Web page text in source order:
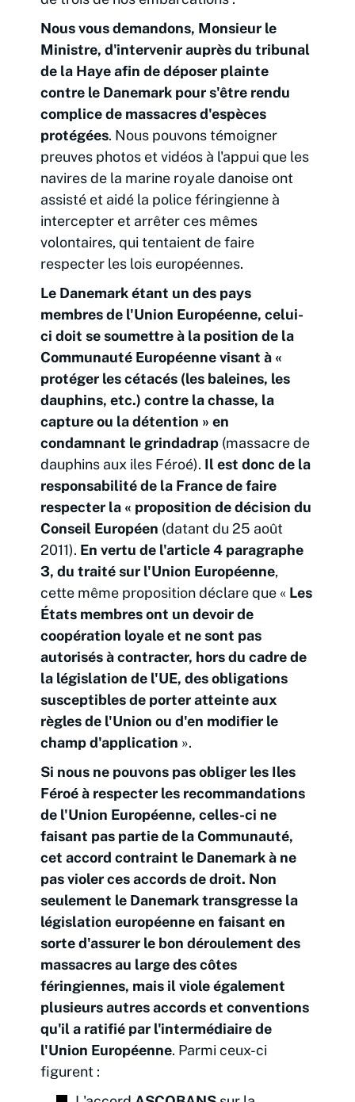
Nous vous demandons, Monsieur le
Ministre, d'intervenir auprès du tribunal
de la Haye afin de déposer plainte
contre le Danemark pour s'être rendu
complice de massacres d'espèces
protégées. Nous pouvons témoigner
preuves photos et vidéos à l'appui que les
navires de la marine royale danoise ont
assisté et aidé la police féringienne à
intercepter et arrêter ces mêmes
volontaires, qui tentaient de faire
respecter les lois européennes.
Le Danemark étant un des pays
membres de l'Union Européenne, celui-
ci doit se soumettre à la position de la
Communauté Européenne visant à «
protéger les cétacés (les baleines, les
dauphins, etc.) contre la chasse, la
capture ou la détention » en
condamnant le grindadrap (massacre de
dauphins aux iles Féroé). Il est donc de la
responsabilité de la France de faire
respecter la « proposition de décision du
Conseil Européen (datant du 25 août
2011). En vertu de l'article 4 paragraphe
3, du traité sur l'Union Européenne,
cette même proposition déclare que « Les
États membres ont un devoir de
coopération loyale et ne sont pas
autorisés à contracter, hors du cadre de
la législation de l'UE, des obligations
susceptibles de porter atteinte aux
règles de l'Union ou d'en modifier le
champ d'application ».
Si nous ne pouvons pas obliger les Iles
Féroé à respecter les recommandations
de l'Union Européenne, celles-ci ne
faisant pas partie de la Communauté,
cet accord contraint le Danemark à ne
pas violer ces accords de droit. Non
seulement le Danemark transgresse la
législation européenne en faisant en
sorte d'assurer le bon déroulement des
massacres au large des côtes
féringiennes, mais il viole également
plusieurs autres accords et conventions
qu'il a ratifié par l'intermédiaire de
l'Union Européenne. Parmi ceux-ci
figurent :